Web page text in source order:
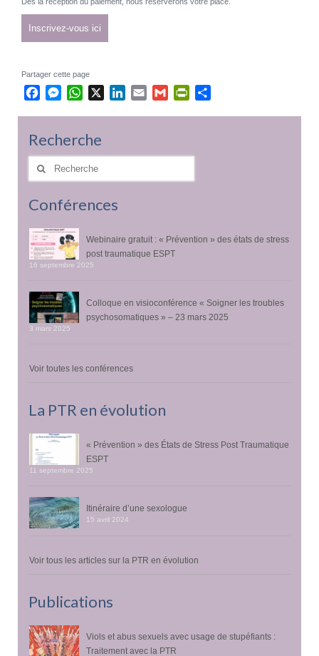
Inscrivez-vous ici
Partager cette page
FacebookMessenger
WhatsAppLinkedIn
Email Gmail PrintFriendly
Recherche
Rechercher
Conférences
Webinaire gratuit : « Prévention » des états de stress
post traumatique ESPT
16 septembre 2025
Colloque en visioconférence « Soigner les troubles
psychosomatiques » – 23 mars 2025
3 mars 2025
Voir toutes les conférences
La PTR en évolution
« Prévention » des États de Stress Post Traumatique
ESPT
11 septembre 2025
Itinéraire d’une sexologue
15 avril 2024
Voir tous les articles sur la PTR en évolution
Publications
Viols et abus sexuels avec usage de stupéfiants :
Traitement avec la PTR